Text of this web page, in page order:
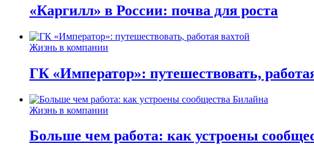
«Каргилл» в России: почва для роста
Жизнь в компании
ГК «Император»: путешествовать,
Жизнь в компании
Больше чем работа: как устроены